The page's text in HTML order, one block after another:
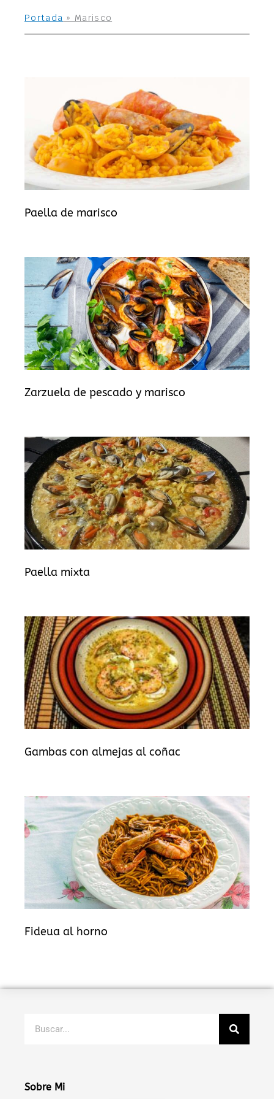
Portada » Marisco
Paella de marisco
Zarzuela de pescado y marisco
Paella mixta
Gambas con almejas al coñac
Fideua al horno
Sobre Mi